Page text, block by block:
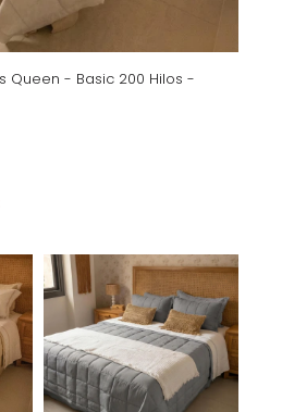
Queen - Basic 200 Hilos -